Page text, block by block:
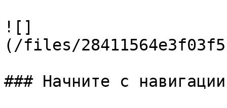
![]
(/files/
### Начните с навигации